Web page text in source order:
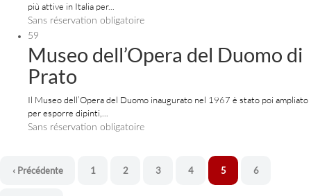
più attive in Italia per...
Sans réservation obligatoire
59
Museo dell’Opera del Duomo di
Prato
Il Museo dell’Opera del Duomo inaugurato nel 1967 è stato poi ampliato
per esporre dipinti,...
Sans réservation obligatoire
‹ Précédente 1 2 3 4 5 6